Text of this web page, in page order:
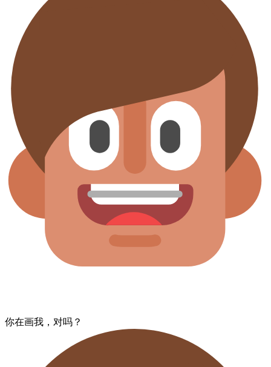
你在画我，​对吗？